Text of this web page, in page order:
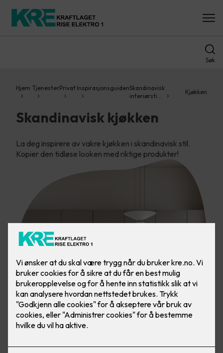
Søk
Hjem TjenesterPrivat InspirasjonsguidenSkandinavisk
interiørsti…
Kjøkken
Skandinavisk kjøkken
La deg inspirere av vakre kjøkken i skandinavisk stil.
Kopier den tidløse looken med riktige produkter!